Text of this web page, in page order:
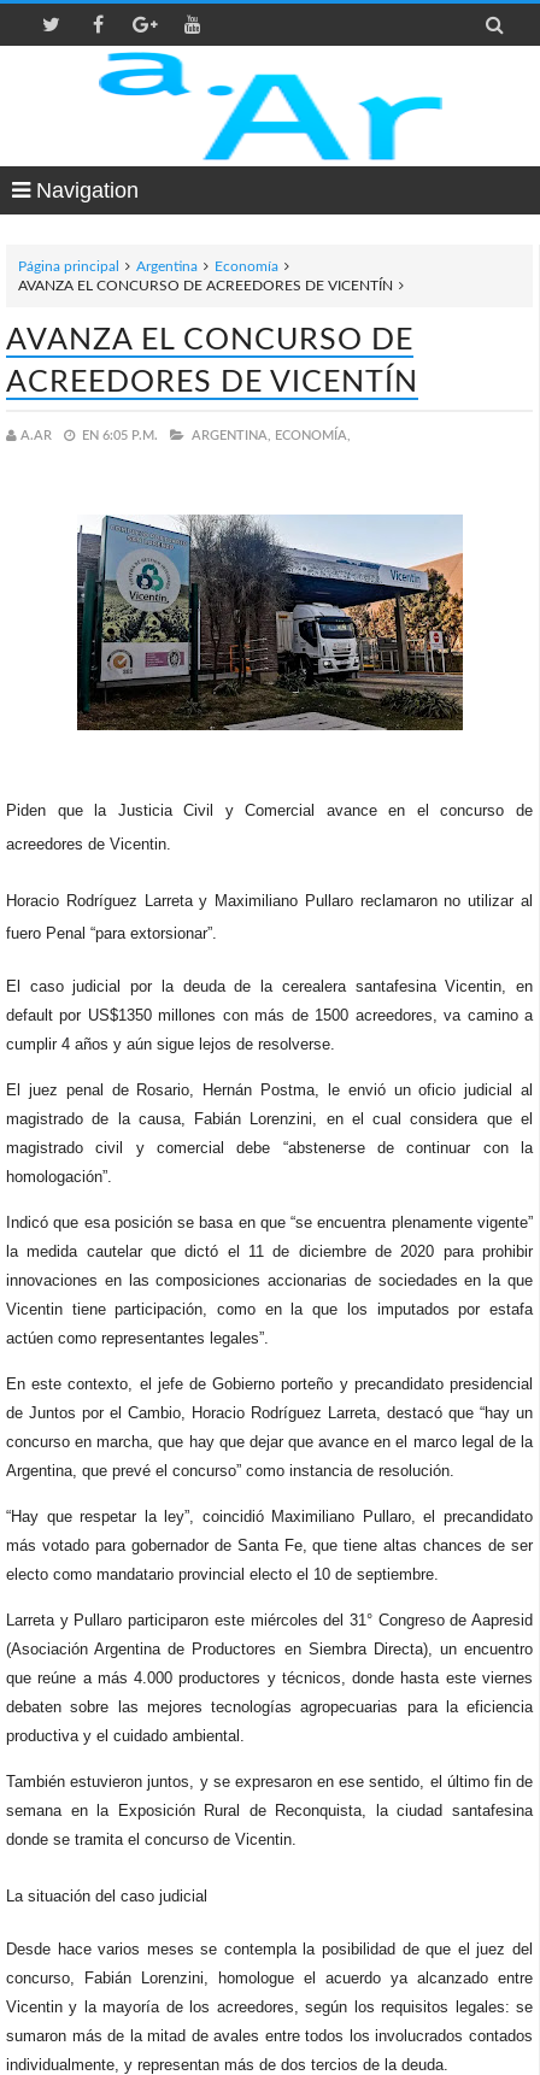

Navigation
Página principal Argentina
Economía
AVANZA EL CONCURSO DE ACREEDORES DE VICENTÍN
AVANZA EL CONCURSO DE
ACREEDORES DE VICENTÍN
A.AR EN 6:05 P.M. ARGENTINA, ECONOMÍA,
Piden que la Justicia Civil y Comercial avance en el concurso de
acreedores de Vicentin.
Horacio Rodríguez Larreta y Maximiliano Pullaro reclamaron no utilizar al
fuero Penal “para extorsionar”.
El caso judicial por la deuda de la cerealera santafesina Vicentin, en
default por US$1350 millones con más de 1500 acreedores, va camino a
cumplir 4 años y aún sigue lejos de resolverse.
El juez penal de Rosario, Hernán Postma, le envió un oficio judicial al
magistrado de la causa, Fabián Lorenzini, en el cual considera que el
magistrado civil y comercial debe “abstenerse de continuar con la
homologación”.
Indicó que esa posición se basa en que “se encuentra plenamente vigente”
la medida cautelar que dictó el 11 de diciembre de 2020 para prohibir
innovaciones en las composiciones accionarias de sociedades en la que
Vicentin tiene participación, como en la que los imputados por estafa
actúen como representantes legales”.
En este contexto, el jefe de Gobierno porteño y precandidato presidencial
de Juntos por el Cambio, Horacio Rodríguez Larreta, destacó que “hay un
concurso en marcha, que hay que dejar que avance en el marco legal de la
Argentina, que prevé el concurso” como instancia de resolución.
“Hay que respetar la ley”, coincidió Maximiliano Pullaro, el precandidato
más votado para gobernador de Santa Fe, que tiene altas chances de ser
electo como mandatario provincial electo el 10 de septiembre.
Larreta y Pullaro participaron este miércoles del 31° Congreso de Aapresid
(Asociación Argentina de Productores en Siembra Directa), un encuentro
que reúne a más 4.000 productores y técnicos, donde hasta este viernes
debaten sobre las mejores tecnologías agropecuarias para la eficiencia
productiva y el cuidado ambiental.
También estuvieron juntos, y se expresaron en ese sentido, el último fin de
semana en la Exposición Rural de Reconquista, la ciudad santafesina
donde se tramita el concurso de Vicentin.
La situación del caso judicial
Desde hace varios meses se contempla la posibilidad de que el juez del
concurso, Fabián Lorenzini, homologue el acuerdo ya alcanzado entre
Vicentin y la mayoría de los acreedores, según los requisitos legales: se
sumaron más de la mitad de avales entre todos los involucrados contados
individualmente, y representan más de dos tercios de la deuda.